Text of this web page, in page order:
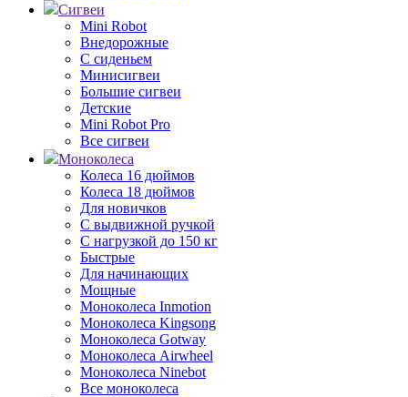
Сигвеи
Mini Robot
Внедорожные
С сиденьем
Минисигвеи
Большие сигвеи
Детские
Mini Robot Pro
Все сигвеи
Моноколеса
Колеса 16 дюймов
Колеса 18 дюймов
Для новичков
С выдвижной ручкой
С нагрузкой до 150 кг
Быстрые
Для начинающих
Мощные
Моноколеса Inmotion
Моноколеса Kingsong
Моноколеса Gotway
Моноколеса Airwheel
Моноколеса Ninebot
Все моноколеса